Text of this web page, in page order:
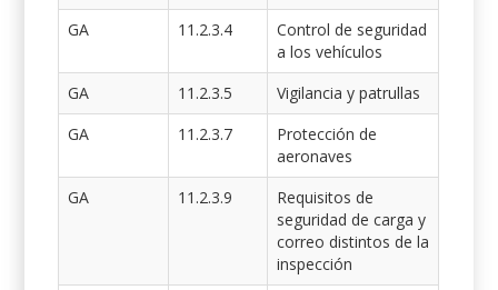
GA
11.2.3.4
Control de seguridad
a los vehículos
GA
11.2.3.5
Vigilancia y patrullas
GA
11.2.3.7
Protección de
aeronaves
GA
11.2.3.9
Requisitos de
seguridad de carga y
correo distintos de la
inspección